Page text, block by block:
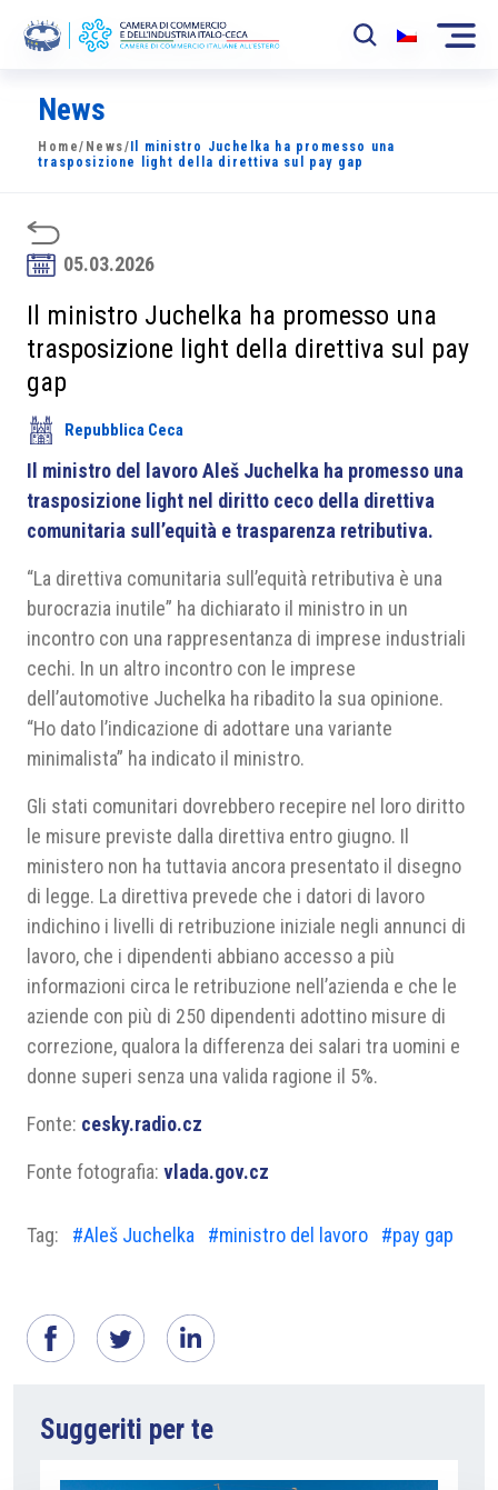
La Camera
News
Sviluppo Mercato
Soci
Partner
Area riservata
News
Home/ News/ Il ministro Juchelka ha promesso una
trasposizione light della direttiva sul pay gap
05.03.2026
Il ministro Juchelka ha promesso una
trasposizione light della direttiva sul pay
gap
Repubblica Ceca
Il ministro del lavoro Aleš Juchelka ha promesso una
trasposizione light nel diritto ceco della direttiva
comunitaria sull’equità e trasparenza retributiva.
“La direttiva comunitaria sull’equità retributiva è una
burocrazia inutile” ha dichiarato il ministro in un
incontro con una rappresentanza di imprese industriali
cechi. In un altro incontro con le imprese
dell’automotive Juchelka ha ribadito la sua opinione.
“Ho dato l’indicazione di adottare una variante
minimalista” ha indicato il ministro.
Gli stati comunitari dovrebbero recepire nel loro diritto
le misure previste dalla direttiva entro giugno. Il
ministero non ha tuttavia ancora presentato il disegno
di legge. La direttiva prevede che i datori di lavoro
indichino i livelli di retribuzione iniziale negli annunci di
lavoro, che i dipendenti abbiano accesso a più
informazioni circa le retribuzione nell’azienda e che le
aziende con più di 250 dipendenti adottino misure di
correzione, qualora la differenza dei salari tra uomini e
donne superi senza una valida ragione il 5%.
Fonte: cesky.radio.cz
Fonte fotografia: vlada.gov.cz
Tag: #Aleš Juchelka #ministro del lavoro #pay gap
Suggeriti per te